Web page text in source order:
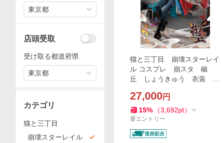
猫と三丁目 崩壊スターレイ
ル コスプレ 崩スタ 椒
丘 しょうきゅう 衣装 ※
27,000円
15% （3,692pt）
要エントリー
東京都
店頭受取
受け取る都道府県
東京都
カテゴリ
猫と三丁目
崩壊スターレイル